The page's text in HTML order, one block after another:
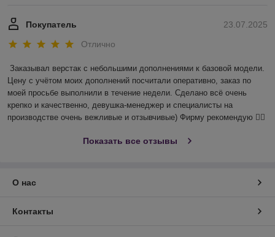
23.07.2025
Покупатель
Отлично
Заказывал верстак с небольшими дополнениями к базовой модели.
Цену с учётом моих дополнений посчитали оперативно, заказ по
моей просьбе выполнили в течение недели. Сделано всё очень
крепко и качественно, девушка-менеджер и специалисты на
производстве очень вежливые и отзывчивые) Фирму рекомендую 👍🏻
Показать все отзывы
О нас
Контакты